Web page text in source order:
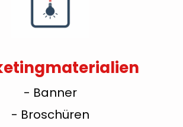
- Banner
- Broschüren